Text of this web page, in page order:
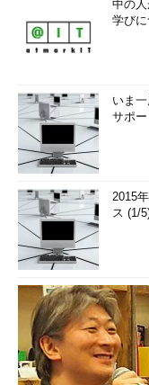
中の
学び
いま
サポ
2015
ス (1/